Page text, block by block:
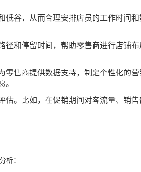
谷，从而合理安排店员的工作时间
和停留时间，帮助零售商进行店铺
售商提供数据支持，制定个性化的
。比如，在促销期间对客流量、销
析：